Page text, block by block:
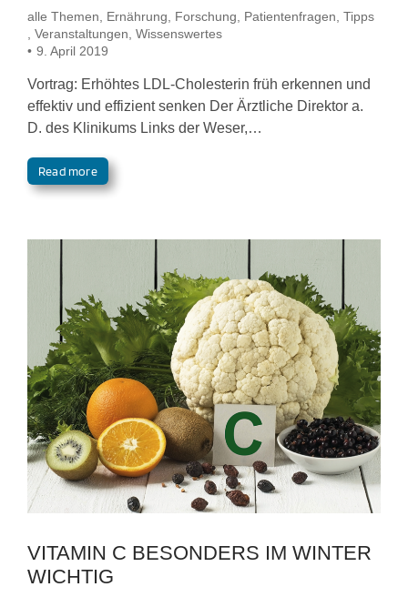
alle Themen, Ernährung, Forschung, Patientenfragen, Tipps
, Veranstaltungen, Wissenswertes
9. April 2019
Vortrag: Erhöhtes LDL-Cholesterin früh erkennen und
effektiv und effizient senken Der Ärztliche Direktor a.
D. des Klinikums Links der Weser,…
Read more
VITAMIN C BESONDERS IM WINTER
WICHTIG